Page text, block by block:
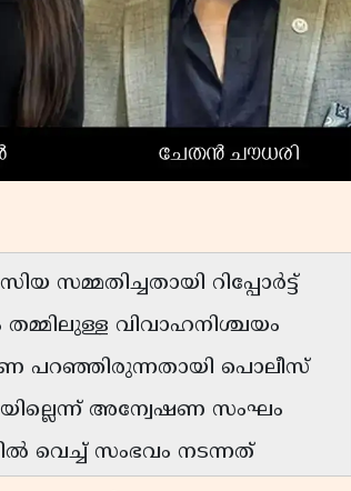
സമ്മതിച്ചതായി റിപ്പോർട്ട്
വിവാഹനിശ്ചയം
പറഞ്ഞിരുന്നതായി പൊലീസ്
അന്വേഷണ സംഘം
വെച്ച് സംഭവം നടന്നത്